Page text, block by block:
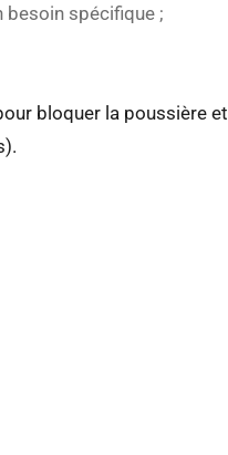
besoin spécifique ;
bloquer la poussière et